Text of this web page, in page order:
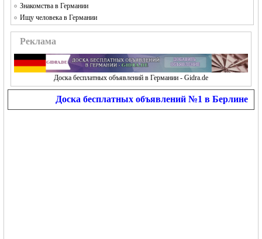
Знакомства в Германии
Ищу человека в Германии
Реклама
Доска бесплатных объявлений в Германии - Gidra.de
Доска бесплатных объявлений №1 в Берлине